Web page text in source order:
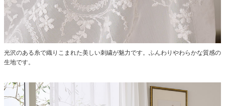
光沢のある糸で織りこまれた美しい刺繍が魅力です。ふんわりやわらかな質感の
生地です。